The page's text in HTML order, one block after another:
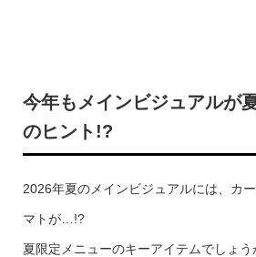
今年もメインビジュアルが
のヒント!?
2026年夏のメインビジュアルには、カ
マトが…!?
夏限定メニューのキーアイテムでしょう